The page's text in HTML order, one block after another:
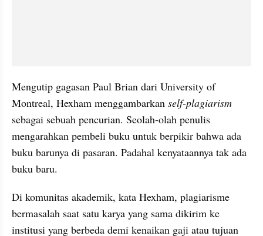
Mengutip gagasan Paul Brian dari University of
Montreal, Hexham menggambarkan self-plagiarism
sebagai sebuah pencurian. Seolah-olah penulis
mengarahkan pembeli buku untuk berpikir bahwa ada
buku barunya di pasaran. Padahal kenyataannya tak ada
buku baru.
Di komunitas akademik, kata Hexham, plagiarisme
bermasalah saat satu karya yang sama dikirim ke
institusi yang berbeda demi kenaikan gaji atau tujuan